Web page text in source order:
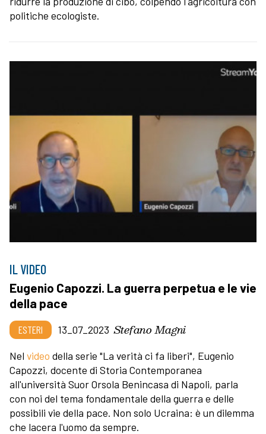
politiche ecologiste.
IL VIDEO
Eugenio Capozzi. La guerra perpetua e le vie
della pace
ESTERI 13_07_2023 Stefano Magni
Nel video della serie "La verità ci fa liberi", Eugenio
Capozzi, docente di Storia Contemporanea
all'università Suor Orsola Benincasa di Napoli, parla
con noi del tema fondamentale della guerra e delle
possibili vie della pace. Non solo Ucraina: è un dilemma
che lacera l'uomo da sempre.